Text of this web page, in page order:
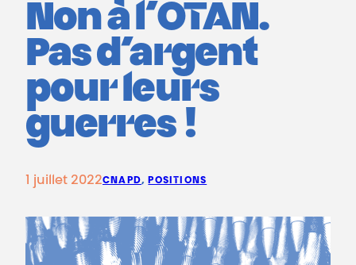
Non à l’OTAN.
Pas d’argent
pour leurs
guerres !
1 juillet 2022CNAPD, POSITIONS